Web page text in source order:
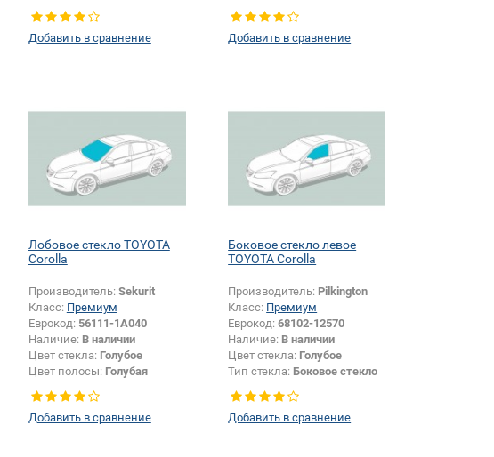
левое
Добавить в сравнение
правое
Добавить в сравнение
Лобовое стекло TOYOTA
Corolla
Производитель: Sekurit
Класс: Премиум
Еврокод: 56111-1A040
Наличие: В наличии
Цвет стекла: Голубое
Цвет полосы: Голубая
Добавить в сравнение
Боковое стекло левое
TOYOTA Corolla
Производитель: Pilkington
Класс: Премиум
Еврокод:68102-12570
Наличие: В наличии
Цвет стекла: Голубое
Тип стекла: Боковое стекло
левое
Добавить в сравнение